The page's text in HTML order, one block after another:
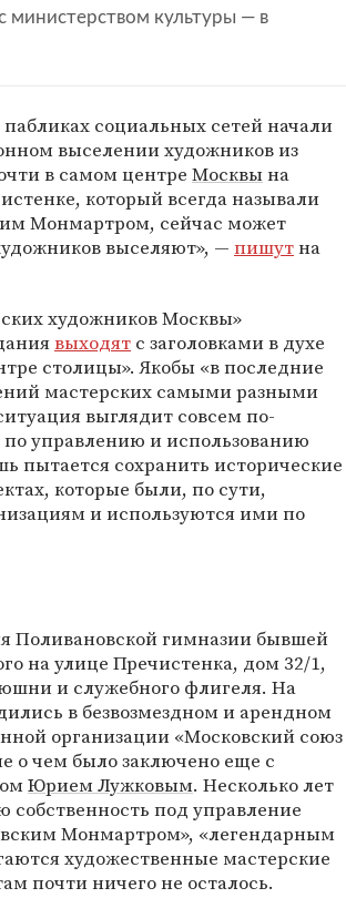
министерством культуры — в
социальных сетей начали
выселении художников из
в самом центре Москвына
который всегда называли
Монмартром, сейчас может
выселяют», — пишутна
художников Москвы»
выходят с заголовками в духе
столицы». Якобы «в последние
мастерских самыми разными
выглядит совсем по-
по управлению и использованию
пытается сохранить исторические
которые были, по сути,
и используются ими по
Поливановской гимназии бывшей
на улице Пречистенка, дом 32/1,
и служебного флигеля. На
в безвозмездном и арендном
организации «Московский союз
о чем было заключено еще с
Юрием Лужковым. Несколько лет
под управление
Монмартром», «легендарным
художественные мастерские
почти ничего не осталось.